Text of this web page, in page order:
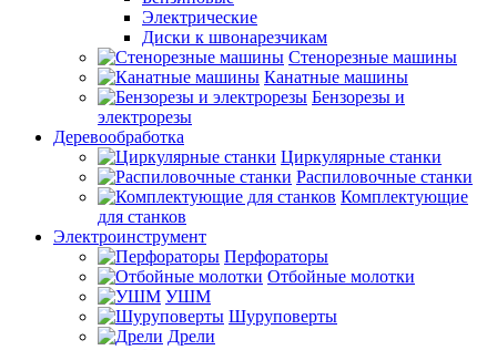
Электрические
Диски к швонарезчикам
Стенорезные машины
Канатные машины
Бензорезы и
электрорезы
Деревообработка
Циркулярные станки
Распиловочные станки
Комплектующие
для станков
Электроинструмент
Перфораторы
Отбойные молотки
УШМ
Шуруповерты
Дрели